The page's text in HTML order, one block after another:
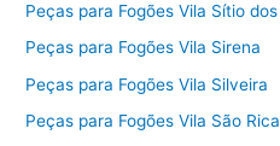
Peças para Fogões Vila Sítio
Peças para Fogões Vila Sirena
Peças para Fogões Vila Silveira
Peças para Fogões Vila São